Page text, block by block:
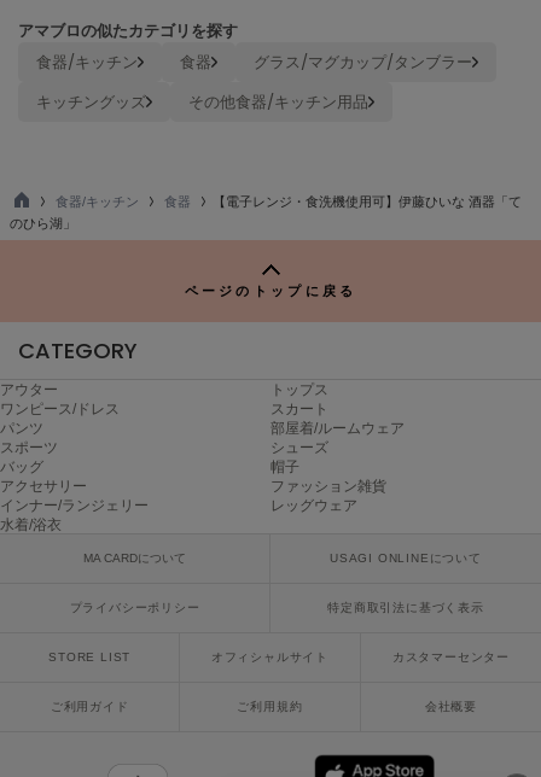
オル
フィリーチョコレート
PUMA
プーマ
Reebok
リーボック
sanrio house
セサミストリートマーケット
アマブロの似たカテゴリを探す
食器/キッチン 食器
グラス/マグカップ/タンブラー
キッチングッズ
その他食器/キッチン用品
TO
P
食器/キッチン 食器
【電子レンジ・食洗機使用可】伊藤ひいな 酒器「て
のひら湖」
ページのトップに戻る
CATEGORY
アウター
トップス
ワンピース/ドレス
スカート
パンツ
部屋着/ルームウェア
スポーツ
シューズ
バッグ
帽子
アクセサリー
ファッション雑貨
インナー/ランジェリー
レッグウェア
水着/浴衣
MA CARDについて USAGI ONLINEについて
プライバシーポリシー 特定商取引法に基づく表示
STORE LIST オフィシャルサイト カスタマーセンター
ご利用ガイド ご利用規約 会社概要